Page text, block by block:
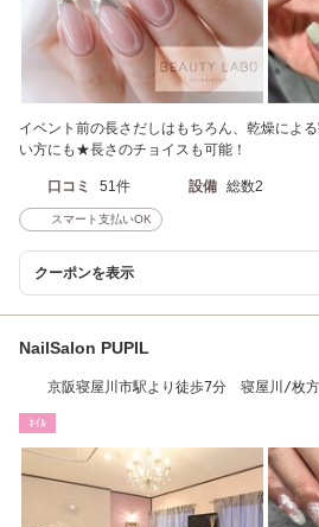
イベント前の長さだしはもちろん、乾燥によ
い方にも★長さのチョイスも可能！
口コミ 51件 設備 総数2
スマート支払いOK
クーポンを表示
NailSalon PUPIL
京阪寝屋川市駅より徒歩7分 寝屋川/枚
ﾈｲﾙ